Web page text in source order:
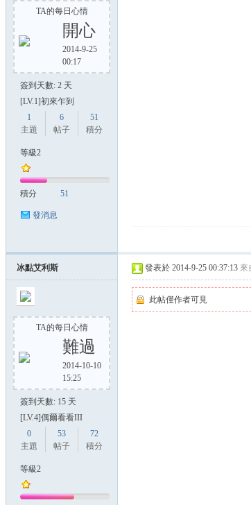
TA的每日心情
開心
2014-9-25
00:17
簽到天數: 2 天
[LV.1]初來乍到
1
主題
6
帖子
51
積分
等級2
積分 51
發消息
冰點艾利斯
TA的每日心情
難過
2014-10-10
15:25
簽到天數: 15 天
[LV.4]偶爾看看III
0
主題
53
帖子
72
積分
等級2
發表於 2014-9-25 00:37:13 來
此帖僅作者可見